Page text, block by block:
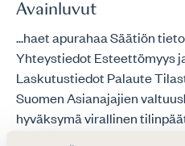
Avainluvut
...haet apurahaa Säätiön
Yhteystiedot Esteettömyys
Laskutustiedot Palaute
Suomen Asianajajien valtuus
hyväksymä virallinen